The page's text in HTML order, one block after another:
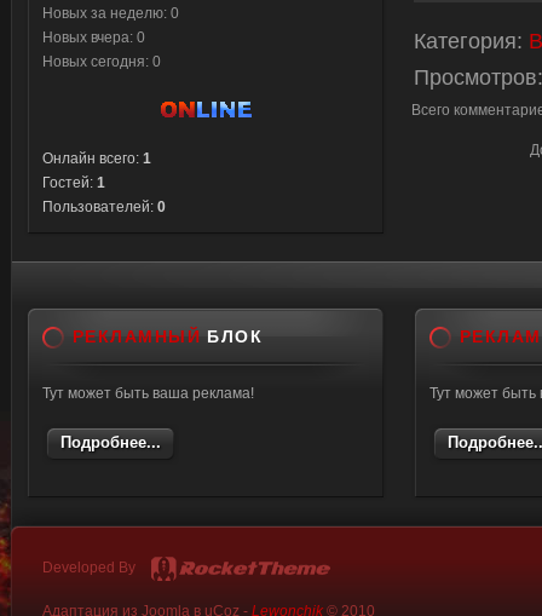
Категория:
Просмотров
Всего
Новых за неделю: 0
Новых вчера: 0
Новых сегодня: 0
Онлайн всего: 1
Гостей: 1
Пользователей: 0
РЕКЛАМНЫЙ БЛОК
Тут может быть ваша реклама!
Подробнее...
Тут может
Developed By
Адаптация из Joomla в uCoz - Lewonchik© 2010